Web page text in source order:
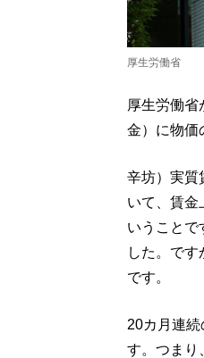
厚生労働省
厚生労働
金）に物価
辛坊）実質
いて、賃金
いうことで
した。で
です。
20カ月連
す。つまり